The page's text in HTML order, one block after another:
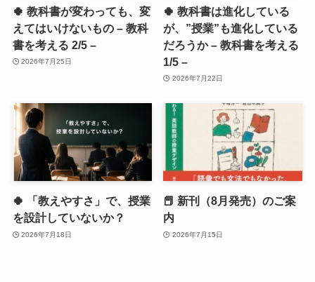
🍀 教科書が変わっても、変
えてはいけないもの – 教科
書を考える 2/5 –
2026年7月25日
🍀 教科書は進化している
が、”授業”も進化している
だろうか – 教科書を考える
1/5 –
2026年7月22日
🍀 「教えやすさ」で、授業
を設計していないか？
2026年7月18日
📕 新刊（8月発売）のご案
内
2026年7月15日